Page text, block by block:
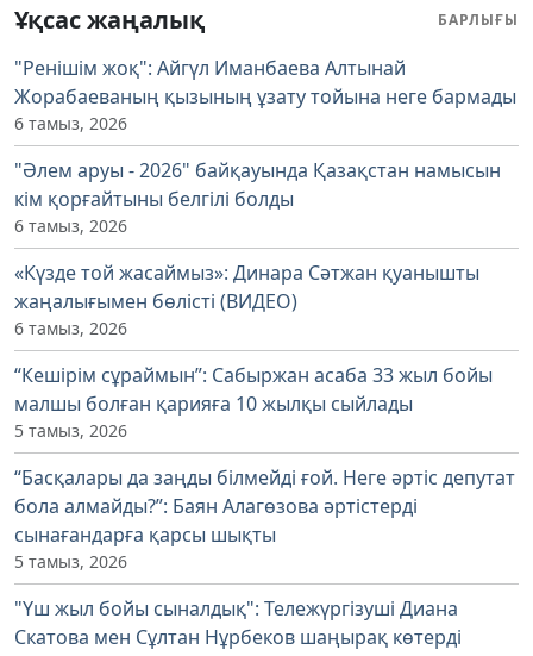
Ұқсас жаңалық БАРЛЫҒЫ
"Ренішім жоқ": Айгүл Иманбаева Алтынай
Жорабаеваның қызының ұзату тойына неге бармады
6 тамыз, 2026
"Әлем аруы - 2026" байқауында Қазақстан намысын
кім қорғайтыны белгілі болды
6 тамыз, 2026
«Күзде той жасаймыз»: Динара Сәтжан қуанышты
жаңалығымен бөлісті (ВИДЕО)
6 тамыз, 2026
“Кешірім сұраймын”: Сабыржан асаба 33 жыл бойы
малшы болған қарияға 10 жылқы сыйлады
5 тамыз, 2026
“Басқалары да заңды білмейді ғой. Неге әртіс депутат
бола алмайды?”: Баян Алагөзова әртістерді
сынағандарға қарсы шықты
5 тамыз, 2026
"Үш жыл бойы сыналдық": Тележүргізуші Диана
Скатова мен Сұлтан Нұрбеков шаңырақ көтерді